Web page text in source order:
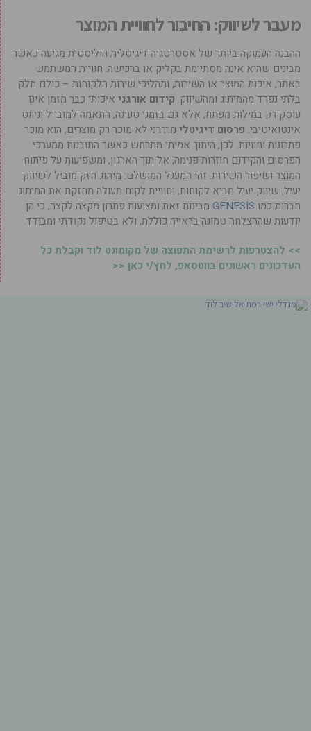
מעבר לשיווק: החיבור לחוויית המוצר
ההבנה העמוקה ביותר של אסטרטגיה דיגיטלית הוליסטית מגיעה כאשר
מבינים שהיא אינה מסתיימת בקליק או ברכישה. חוויית המשתמש
באתר, איכות המוצר או השירות, ותהליכי שירות הלקוחות – כולם חלק
בלתי נפרד מהמיתוג ומהשיווק. קידום אורגני איכותי כבר מזמן אינו
עוסק רק במילות מפתח, אלא גם בזמני טעינה, התאמה למובייל וניווט
אינטואיטיבי. פרסום דיגיטלי מודרני לא מוכר רק מוצרים, הוא מוכר
פתרונות וחוויות. לכן, היתוך אמיתי מתרחש כאשר התובנות ממערכי
הפרסום והקידום חוזרות פנימה, אל תוך הארגון, ומשפיעות על פיתוח
המוצר ושיפור השירות. זהו המעגל המושלם: מיתוג חזק מוביל לשיווק
יעיל, שיווק יעיל מביא לקוחות, וחוויית לקוח מעולה מחזקת את המיתוג.
חברות כמו
מבינות זאת ומציעות פתרון מקצה לקצה, כי הן
יודעות שההצלחה טמונה בראייה כוללת, ולא בטיפול נקודתי ומבודד.
>> להצטרפות לרשימת התפוצה של מקומונט לוד וקבלת כל
העדכונים ראשונים בווטסאפ, לחץ/י כאן <<